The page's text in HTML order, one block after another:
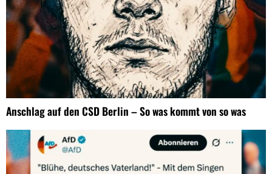
Anschlag auf den CSD Berlin – So was kommt von so was